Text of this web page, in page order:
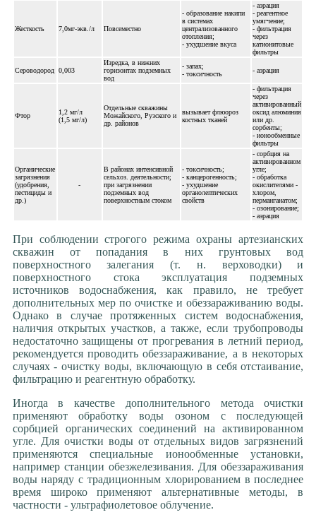
Жесткость 7,0мг-экв./л Повсеместно
- образование накипи
в системах
централизованного
отопления;
- ухудшение вкуса
- аэрация
- реагентное
умягчение;
- фильтрация
через
катионитовые
фильтры
Сероводород 0,003
Изредка, в нижних
горизонтах подземных
вод
- запах;
- токсичность
- аэрация
Фтор
1,2 мг/л
(1,5 мг/л)
Отдельные скважины
Можайского, Рузского и
др. районов
вызывает флюороз
костных тканей
- фильтрация
через
активированный
оксид алюминия
или др.
сорбенты;
- ионообменные
фильтры
Органические
загрязнения
(удобрения,
пестициды и
др.)
-
В районах интенсивной
сельхоз. деятельности;
при загрязнении
подземных вод
поверхностным стоком
- токсичность;
- канцерогенность;
- ухудшение
органолептических
свойств
- сорбция на
активированном
угле;
- обработка
окислителями -
хлором,
перманганатом;
- озонирование;
- аэрация
При соблюдении строгого режима охраны артезианских
скважин от попадания в них грунтовых вод
поверхностного залегания (т. н. верховодки) и
поверхностного стока эксплуатация подземных
источников водоснабжения, как правило, не требует
дополнительных мер по очистке и обеззараживанию воды.
Однако в случае протяженных систем водоснабжения,
наличия открытых участков, а также, если трубопроводы
недостаточно защищены от прогревания в летний период,
рекомендуется проводить обеззараживание, а в некоторых
случаях - очистку воды, включающую в себя отстаивание,
фильтрацию и реагентную обработку.
Иногда в качестве дополнительного метода очистки
применяют обработку воды озоном с последующей
сорбцией органических соединений на активированном
угле. Для очистки воды от отдельных видов загрязнений
применяются специальные ионообменные установки,
например станции обезжелезивания. Для обеззараживания
воды наряду с традиционным хлорированием в последнее
время широко применяют альтернативные методы, в
частности - ультрафиолетовое облучение.